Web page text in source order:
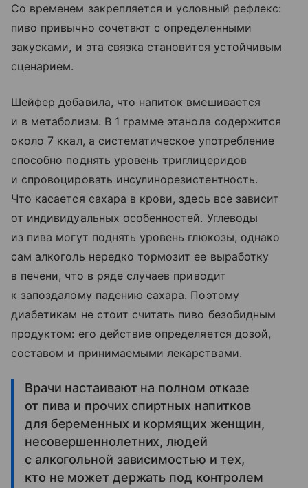
Со временем закрепляется и условный рефлекс:
пиво привычно сочетают с определенными
закусками, и эта связка становится устойчивым
сценарием.
Шейфер добавила, что напиток вмешивается
и в метаболизм. В 1 грамме этанола содержится
около 7 ккал, а систематическое употребление
способно поднять уровень триглицеридов
и спровоцировать инсулинорезистентность.
Что касается сахара в крови, здесь все зависит
от индивидуальных особенностей. Углеводы
из пива могут поднять уровень глюкозы, однако
сам алкоголь нередко тормозит ее выработку
в печени, что в ряде случаев приводит
к запоздалому падению сахара. Поэтому
диабетикам не стоит считать пиво безобидным
продуктом: его действие определяется дозой,
составом и принимаемыми лекарствами.
Врачи настаивают на полном отказе
от пива и прочих спиртных напитков
для беременных и кормящих женщин,
несовершеннолетних, людей
с алкогольной зависимостью и тех,
кто не может держать под контролем